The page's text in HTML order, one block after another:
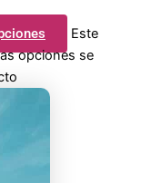
Este
opciones se